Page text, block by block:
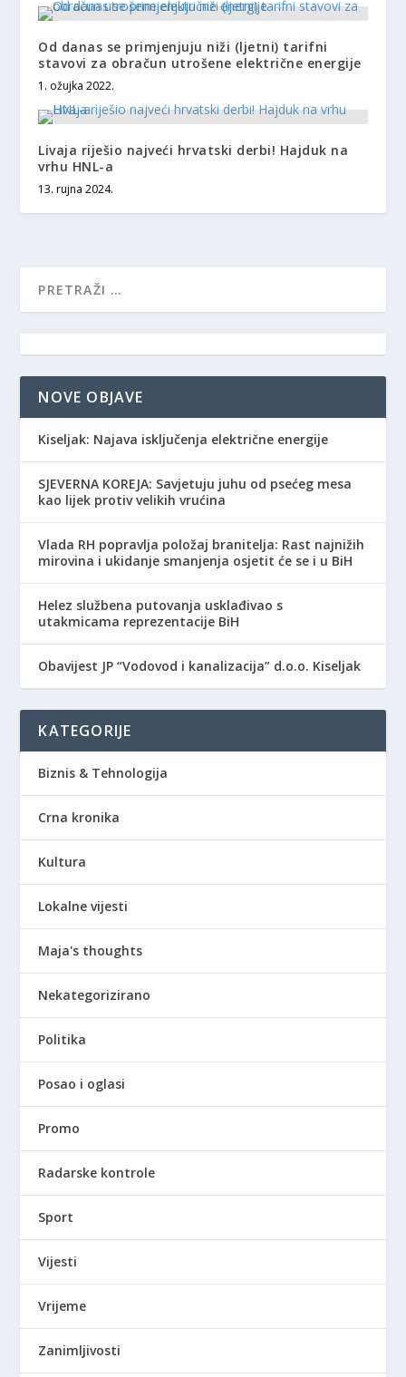
Od danas se primjenjuju niži (ljetni) tarifni
stavovi za obračun utrošene električne energije
1. ožujka 2022.
Livaja riješio najveći hrvatski derbi! Hajduk na
vrhu HNL-a
13. rujna 2024.
NOVE OBJAVE
Kiseljak: Najava isključenja električne energije
SJEVERNA KOREJA: Savjetuju juhu od psećeg mesa
kao lijek protiv velikih vrućina
Vlada RH popravlja položaj branitelja: Rast najnižih
mirovina i ukidanje smanjenja osjetit će se i u BiH
Helez službena putovanja usklađivao s
utakmicama reprezentacije BiH
Obavijest JP “Vodovod i kanalizacija” d.o.o. Kiseljak
KATEGORIJE
Biznis & Tehnologija
Crna kronika
Kultura
Lokalne vijesti
Maja's thoughts
Nekategorizirano
Politika
Posao i oglasi
Promo
Radarske kontrole
Sport
Vijesti
Vrijeme
Zanimljivosti